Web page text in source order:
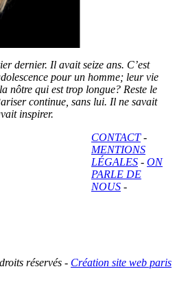
dernier. Il avait seize ans. C’est
pour un homme; leur vie
nôtre qui est trop longue? Reste le
continue, sans lui. Il ne savait
inspirer.
CONTACT-
MENTIONS
LÉGALES - ON
PARLE DE
NOUS -
réservés - Création site web paris